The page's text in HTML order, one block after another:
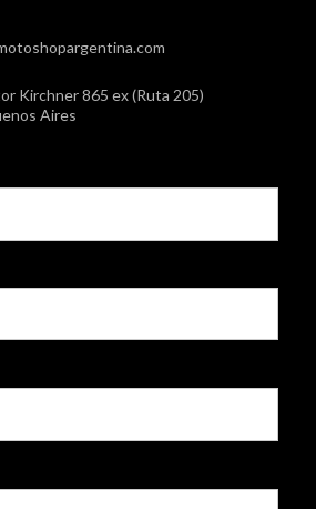
Kirchner 865 ex (Ruta 205)
Aires